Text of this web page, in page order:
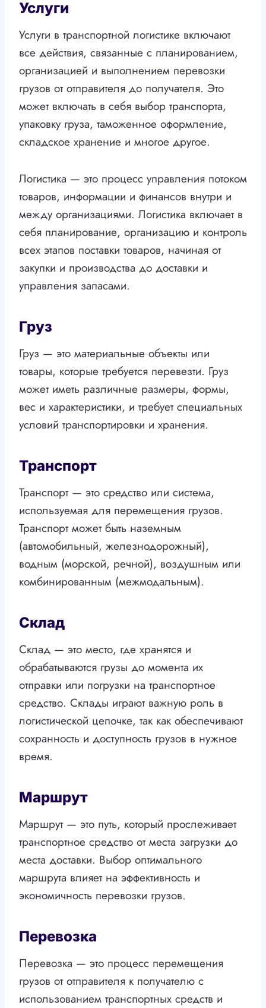
Услуги
Услуги в транспортной логистике включают
все действия, связанные с планированием,
организацией и выполнением перевозки
грузов от отправителя до получателя. Это
может включать в себя выбор транспорта,
упаковку груза, таможенное оформление,
складское хранение и многое другое.
Логистика — это процесс управления потоком
товаров, информации и финансов внутри и
между организациями. Логистика включает в
себя планирование, организацию и контроль
всех этапов поставки товаров, начиная от
закупки и производства до доставки и
управления запасами.
Груз
Груз — это материальные объекты или
товары, которые требуется перевезти. Груз
может иметь различные размеры, формы,
вес и характеристики, и требует специальных
условий транспортировки и хранения.
Транспорт
Транспорт — это средство или система,
используемая для перемещения грузов.
Транспорт может быть наземным
(автомобильный, железнодорожный),
водным (морской, речной), воздушным или
комбинированным (межмодальным).
Склад
Склад — это место, где хранятся и
обрабатываются грузы до момента их
отправки или погрузки на транспортное
средство. Склады играют важную роль в
логистической цепочке, так как обеспечивают
сохранность и доступность грузов в нужное
время.
Маршрут
Маршрут — это путь, который прослеживает
транспортное средство от места загрузки до
места доставки. Выбор оптимального
маршрута влияет на эффективность и
экономичность перевозки грузов.
Перевозка
Перевозка — это процесс перемещения
грузов от отправителя к получателю с
использованием транспортных средств и